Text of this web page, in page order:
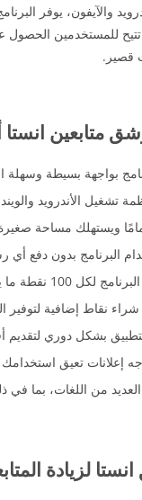
والآيفون، يوفر
للمستخدمين الحصول
قصير.
انستا
بواجهة بسيطة وسهلة
تشغيل الأندرويد
ويستهلك مساحة
البرنامج بدون دفع
ما يعادل 75 متابعًا.
نقاط إضافية لتوفير
بشكل دوري لتقديم
إعلانات تعيق استخدامك
من اللغات، بما في
لزيادة